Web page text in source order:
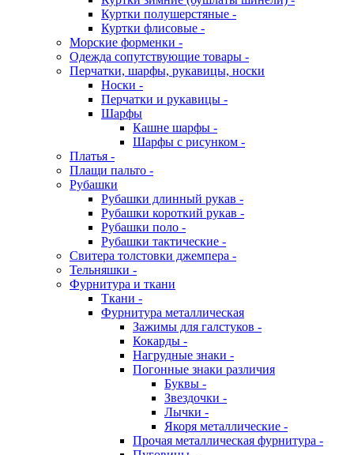
Куртки полушерстяные -
Куртки флисовые -
Морские форменки -
Одежда сопутствующие товары -
Перчатки, шарфы, рукавицы, носки
Носки -
Перчатки и рукавицы -
Шарфы
Кашне шарфы -
Шарфы с рисунком -
Платья -
Плащи пальто -
Рубашки
Рубашки длинный рукав -
Рубашки короткий рукав -
Рубашки поло -
Рубашки тактические -
Свитера толстовки джемпера -
Тельняшки -
Фурнитура и ткани
Ткани -
Фурнитура металлическая
Зажимы для галстуков -
Кокарды -
Нагрудные знаки -
Погонные знаки различия
Буквы -
Звездочки -
Лычки -
Якоря металлические -
Прочая металлическая фурнитура -